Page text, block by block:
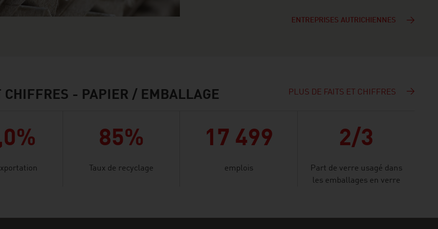
ENTREPRISES AUTRICHIENNES
CHIFFRES - PAPIER / EMBALLAGE PLUS DE FAITS ET CHIFFRES
85%
Taux de recyclage
17 499
emplois
2/3
Part de verre usagé dans
les emballages en verre